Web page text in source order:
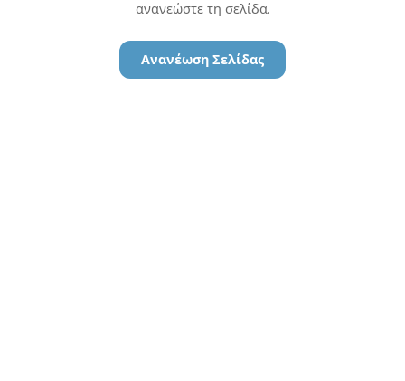
ανανεώστε τη σελίδα.
Ανανέωση Σελίδας